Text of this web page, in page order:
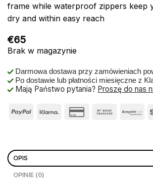
frame while waterproof zippers keep
dry and within easy reach
€65
Brak w magazynie
Darmowa dostawa przy zamówieniach
Po dostawie lub płatności miesięczne z
Mają Państwo pytania? Proszę do nas
OPIS
OPINIE (0)